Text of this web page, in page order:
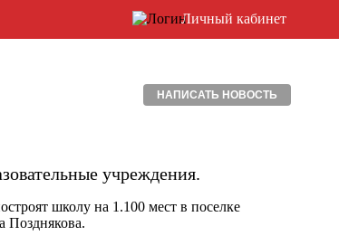
Личный кабинет
НАПИСАТЬ НОВОСТЬ
учреждения.
школу на 1.100 мест в поселке
Позднякова.